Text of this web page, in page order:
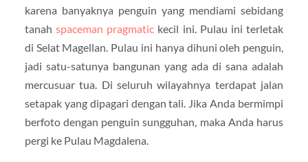
karena banyaknya penguin yang mendiami sebidang
tanahspaceman pragmatic kecil ini. Pulau ini terletak
di Selat Magellan. Pulau ini hanya dihuni oleh penguin,
jadi satu-satunya bangunan yang ada di sana adalah
mercusuar tua. Di seluruh wilayahnya terdapat jalan
setapak yang dipagari dengan tali. Jika Anda bermimpi
berfoto dengan penguin sungguhan, maka Anda harus
pergi ke Pulau Magdalena.